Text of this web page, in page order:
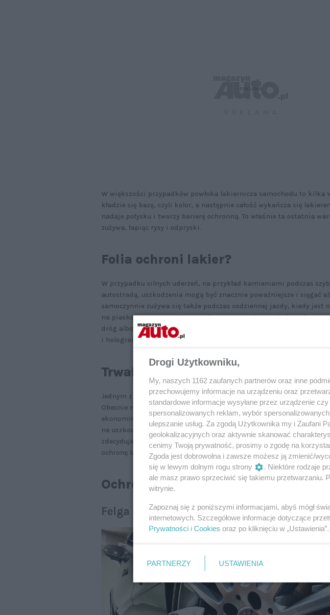
W większości przypadków powłoka lakiernicza samochodu to kilka
kładzie się bazę, czyli kolor, a następnie całość wykańcza się
nadaje połysku i tworzy barierę ochronną. To właśnie ta ostatnia
zużywa, łapiąc rysy i odpryski.
Folia ochroni lakier?
W przypadku silnych uderzeń, na przykład kamieniami podczas
autostradą, uszkodzenia mogą być znacznie poważniejsze i sięgać
samoczynnie zużywa się także podczas codziennej jazdy, kiedy jest
na piaskowanie, warunki atmosferyczne czy chemię, której używa
dróg albo na myjniach samochodowych. Stopniowo traci blask,
i hologramy, a także odpryski, które z czasem mogą przerodzić się
Trwałość folii ochronnych
Jednym z najbardziej popularnych sposobów przez lata było
Obecnie numerem jeden są jednak folie ppf, którymi można pokryć
ekonomiczna to ochrona pojedynczych elementów, najbardziej
na uszkodzenia. Ceny takich usług zależą od rodzaju folii oraz
zdecydujemy się zabezpieczyć. Wysokiej jakości produkt i fachowa
ochronę lakieru przez około 100 tysięcy kilometrów.
Ochrona przed uderzeniami
Felga
Drogi Użytkowniku,
My, naszych 1162 zaufanych partnerów oraz inne
przechowujemy informacje na urządzeniu oraz
standardowe informacje wysyłane przez urządzenie
spersonalizowanych reklam, wybór
ulepszanie usług. Za zgodą Użytkownika my i Zaufani
geolokalizacyjnych oraz aktywnie skanować
cenimy Twoją prywatność, prosimy o zgodę na
Zgoda jest dobrowolna i zawsze możesz ją zmienić/
się w lewym dolnym rogu strony
. Niektóre rodzaje
ale masz prawo sprzeciwić się takiemu przetwarzaniu.
witrynie.
Zapoznaj się z poniższymi informacjami, abyś mógł
internetowych. Szczegółowe informacje dotyczące
Prywatności i Cookies oraz po kliknięciu w „Ustawienia”.
PARTNERZY USTAWIENIA